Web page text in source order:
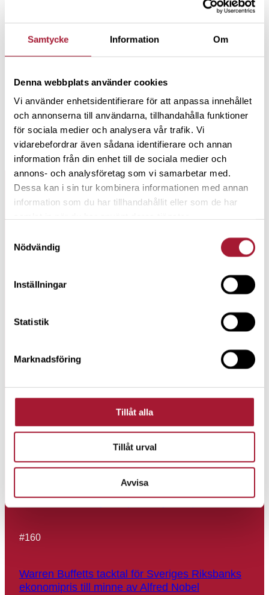
Samtycke Information Om
Denna webbplats använder cookies
Vi använder enhetsidentifierare för att anpassa innehållet
och annonserna till användarna, tillhandahålla funktioner
för sociala medier och analysera vår trafik. Vi
vidarebefordrar även sådana identifierare och annan
information från din enhet till de sociala medier och
annons- och analysföretag som vi samarbetar med.
Dessa kan i sin tur kombinera informationen med annan
information som du har tillhandahållit eller som de har
Nödvändig
Inställningar
Statistik
Marknadsföring
Tillåt alla
Tillåt urval
Avvisa
som med en exponering
mot lönsamma onoterade bolag inte påverkas så mycket
av börsens svängningar. Men då måste man gilla det
största innehavet, dataspelsbolagParadox Interactive, som
konstaterar i det senaste numret att”Spiltan med en
uppgång på 96 % det senaste året slagit alla andra
investmentbolag” för att ”vi lever efter Warren Buffetts
principer att diversifiering bara är till för placerare som inte
vet vad de håller på med”.
ARKIV SPARREBELLEN
Sju skäl till varför LILIS-aktierna är bra
långsiktiga placeringar
#161
Så här blir du miljonär på din tjänstepension
#160
Warren Buffetts tacktal för Sveriges Riksbanks
ekonomipris till minne av Alfred Nobel